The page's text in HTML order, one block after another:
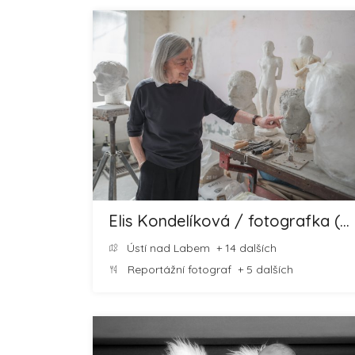
Elis Kondelíková / fotografka (nejen) svateb
Ústí nad Labem + 14 dalších
Reportážní fotograf + 5 dalších